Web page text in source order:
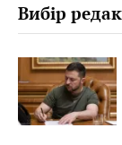
Вибір